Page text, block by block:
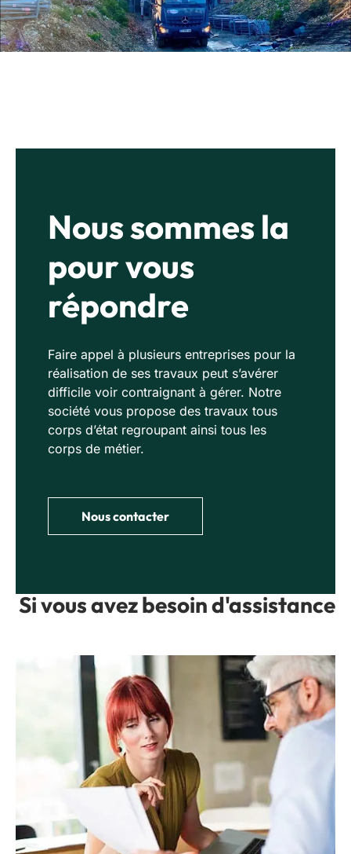
Nous sommes la
pour vous
répondre
Faire appel à plusieurs entreprises pour la
réalisation de ses travaux peut s’avérer
difficile voir contraignant à gérer. Notre
société vous propose des travaux tous
corps d’état regroupant ainsi tous les
corps de métier.
Nous contacter
Si vous avez besoin d'assistance